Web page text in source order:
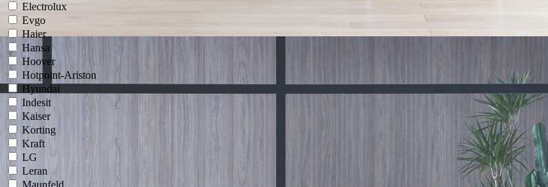
Electrolux
Evgo
Haier
Hansa
Hoover
Hotpoint-Ariston
Hyundai
Indesit
Kaiser
Korting
Kraft
LG
Leran
Maunfeld